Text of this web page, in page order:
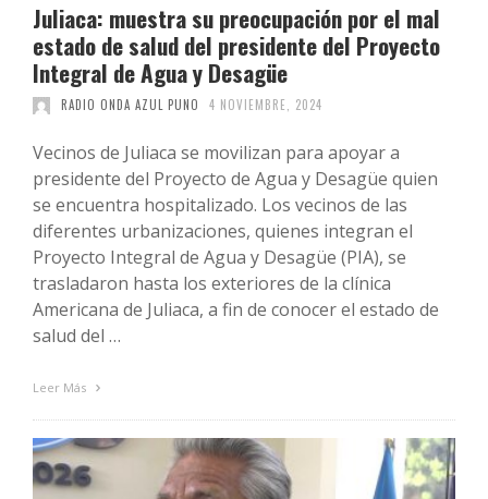
Juliaca: muestra su preocupación por el mal
estado de salud del presidente del Proyecto
Integral de Agua y Desagüe
RADIO ONDA AZUL PUNO 4 NOVIEMBRE, 2024
Vecinos de Juliaca se movilizan para apoyar a
presidente del Proyecto de Agua y Desagüe quien
se encuentra hospitalizado. Los vecinos de las
diferentes urbanizaciones, quienes integran el
Proyecto Integral de Agua y Desagüe (PIA), se
trasladaron hasta los exteriores de la clínica
Americana de Juliaca, a fin de conocer el estado de
salud del …
Leer Más